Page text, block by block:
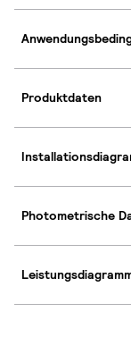
Produktdaten
Photometrische